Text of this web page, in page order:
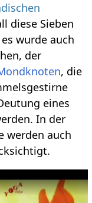
diese Sieben
wurde auch
der
, die
eines
In der
werden auch